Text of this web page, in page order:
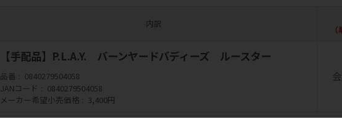
内訳
【手配品】P.L.A.Y. バーンヤードバディーズ ルースター
品番
0840279504058
JANコード
0840279504058
メーカー希望小売価格
3,400円